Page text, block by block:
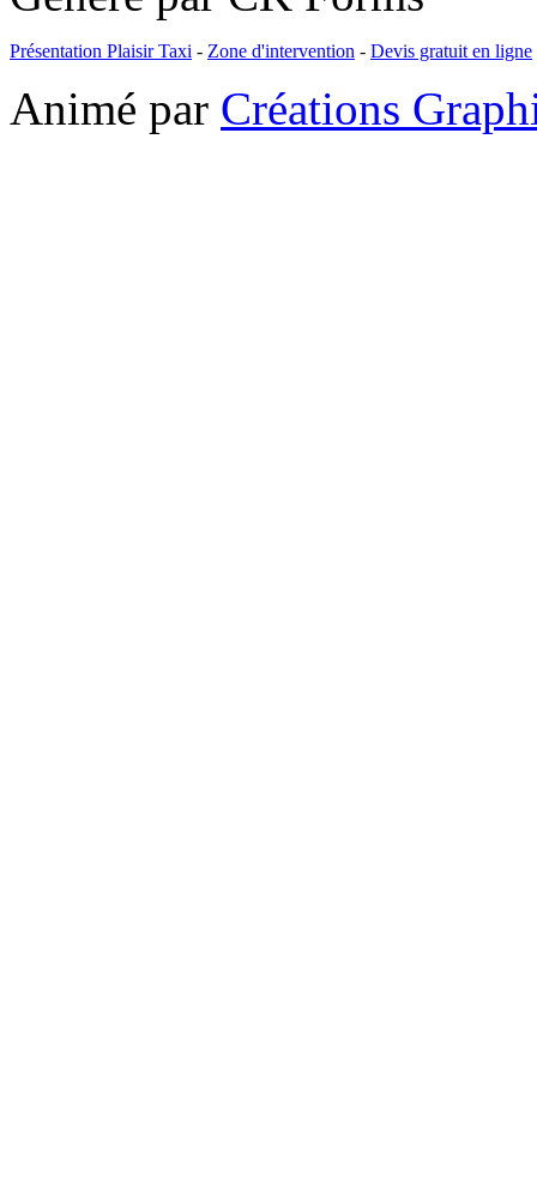
Présentation Plaisir Taxi - Zone d'intervention - Devis gratuit en ligne
Animé par Créations